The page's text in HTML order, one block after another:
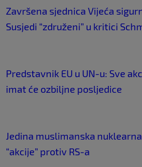
Završena sjednica Vijeća
Susjedi “združeni” u kritici
Predstavnik EU u UN-u: Sve
imat će ozbiljne posljedice
Jedina muslimanska
“akcije” protiv RS-a